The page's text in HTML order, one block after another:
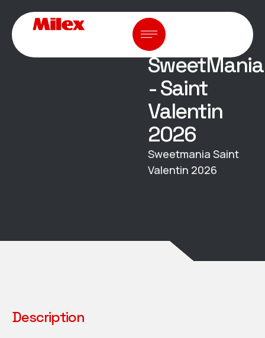
PRODUITS ALIMENTAIRE
SweetMania
- Saint
Valentin
2026
Sweetmania Saint
Valentin 2026
Description